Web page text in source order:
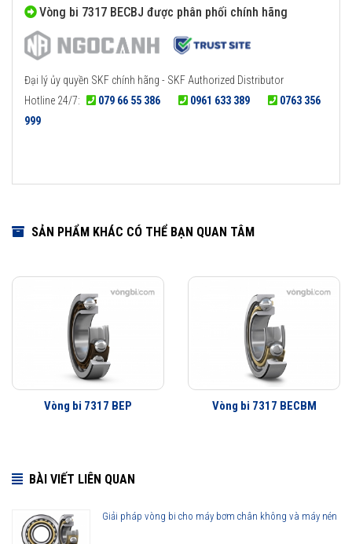
Vòng bi 7317 BECBJ được phân phối chính hãng
Đại lý ủy quyền SKF chính hãng - SKF Authorized Distributor
Hotline 24/7:
079 66 55 386 0961 633 389
0763 356
999
SẢN PHẨM KHÁC CÓ THỂ BẠN QUAN TÂM
Vòng bi 7317 BEP Vòng bi 7317 BECBM
BÀI VIẾT LIÊN QUAN
Giải pháp vòng bi cho máy bơm chân không và máy nén